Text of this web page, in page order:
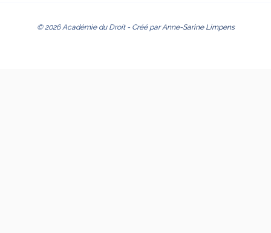
© 2026 Académie du Droit - Créé parAnne-Sarine Limpens